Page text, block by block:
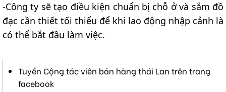
-Công ty sẽ tạo điều kiện chuẩn bị chỗ ở và sắm đồ
đạc cần thiết tối thiểu để khi lao động nhập cảnh là
có thể bắt đầu làm việc.
Tuyển Cộng tác viên bán hàng thái Lan trên trang
facebook